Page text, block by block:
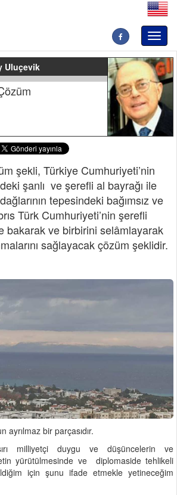
Uluçevik
şekli, Türkiye Cumhuriyeti’nin
şanlı ve şerefli al bayrağı ile
tepesindeki bağımsız ve
Türk Cumhuriyeti’nin şerefli
bakarak ve birbirini selâmlayarak
sağlayacak çözüm şeklidir.
ayrılmaz bir parçasıdır.
milliyetçi duygu ve düşüncelerin ve
yürütülmesinde ve diplomaside tehlikeli
için şunu ifade etmekle yetineceğim